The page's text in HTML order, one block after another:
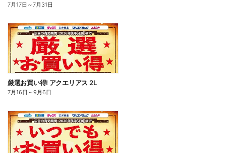
7月17日 ～7月31日
厳選お買い得! アクエリアス 2L
7月16日 ～9月6日